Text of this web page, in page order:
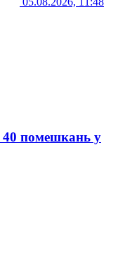
40 помешкань у